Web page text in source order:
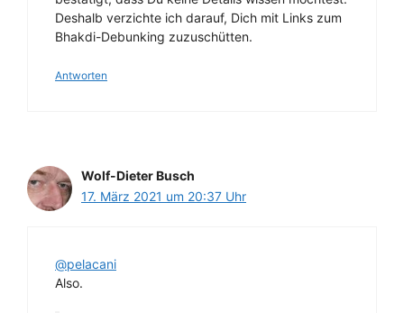
Deshalb verzichte ich darauf, Dich mit Links zum
Bhakdi-Debunking zuzuschütten.
Antworten
Wolf-Dieter Busch
17. März 2021 um 20:37 Uhr
@pelacani
Also.